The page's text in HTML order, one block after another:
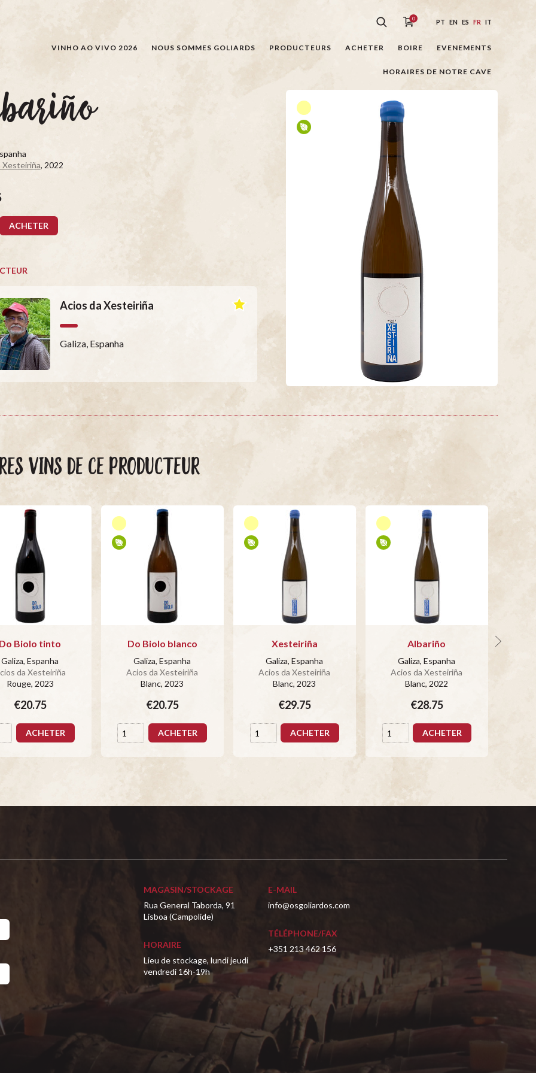
0 PT EN ES FR IT
VINHO AO VIVO 2026 NOUS SOMMES GOLIARDS PRODUCTEURS ACHETER BOIRE EVENEMENTS
HORAIRES DE NOTRE CAVE
Xesteiriña, 2022
ACHETER
Acios da Xesteiriña
Galiza, Espanha
VINS DE CE PRODUCTEUR
Biolo tinto
Galiza, Espanha
da Xesteiriña
Rouge, 2023
€20.75
ACHETER
Do Biolo blanco
Galiza, Espanha
Acios da Xesteiriña
Blanc, 2023
€20.75
ACHETER
Xesteiriña
Galiza, Espanha
Acios da Xesteiriña
Blanc, 2023
€29.75
ACHETER
Albariño
Galiza, Espanha
Acios da Xesteiriña
Blanc, 2022
€28.75
ACHETER
MAGASIN/STOCKAGE
Rua General Taborda, 91
Lisboa (Campolide)
HORAIRE
Lieu de stockage, lundi jeudi
vendredi 16h-19h
E-MAIL
info@osgoliardos.com
TÉLÉPHONE/FAX
+351 213 462 156